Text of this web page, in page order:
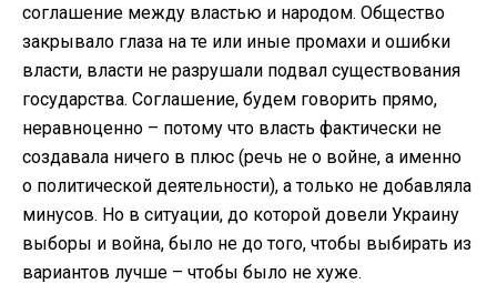
соглашение между властью и народом. Общество
закрывало глаза на те или иные промахи и ошибки
власти, власти не разрушали подвал существования
государства. Соглашение, будем говорить прямо,
неравноценно – потому что власть фактически не
создавала ничего в плюс (речь не о войне, а именно
о политической деятельности), а только не добавляла
минусов. Но в ситуации, до которой довели Украину
выборы и война, было не до того, чтобы выбирать из
вариантов лучше – чтобы было не хуже.